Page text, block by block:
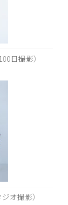
100日撮影）
オ撮影）